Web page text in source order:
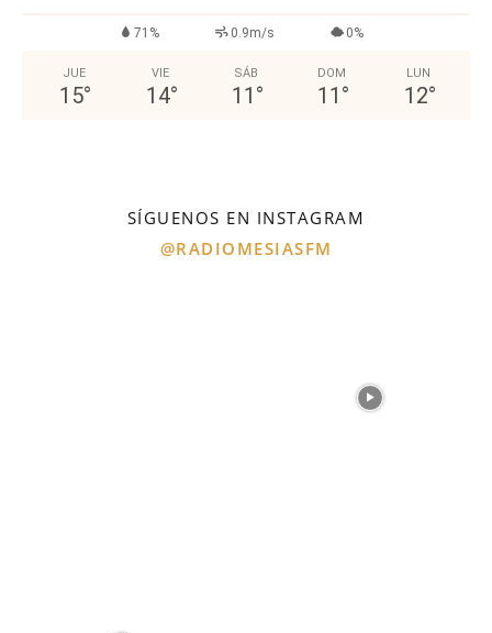
71% 0.9m/s 0%
JUE
15°
VIE
14°
SÁB
11 °
DOM
11 °
LUN
12°
SÍGUENOS EN INSTAGRAM
@RADIOMESIASFM